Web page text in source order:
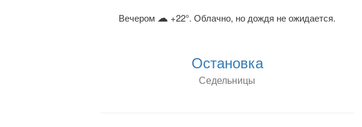
Вечером ☁ +22°. Облачно, но дождя не ожидается.
Остановка
Седельницы